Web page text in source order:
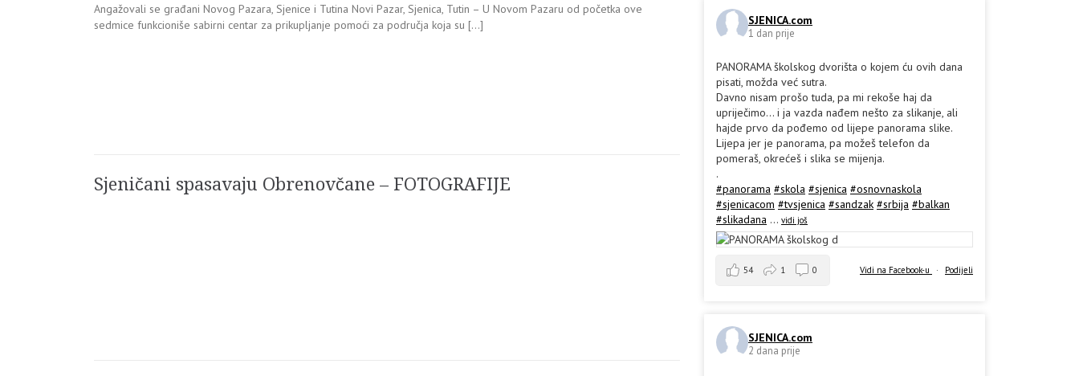
Angažovali se građani Novog Pazara, Sjenice i Tutina Novi Pazar, Sjenica, Tutin – U Novom Pazaru od početka ove
sedmice funkcioniše sabirni centar za prikupljanje pomoći za područja koja su […]
Sjeničani spasavaju Obrenovčane – FOTOGRAFIJE
SJENICA.com
1 dan prije
PANORAMA školskog dvorišta o kojem ću ovih dana
pisati, možda već sutra.
Davno nisam prošo tuda, pa mi rekoše haj da
upriječimo... i ja vazda nađem nešto za slikanje, ali
hajde prvo da pođemo od lijepe panorama slike.
Lijepa jer je panorama, pa možeš telefon da
pomeraš, okrećeš i slika se mijenja.
.
#panorama #skola #sjenica #osnovnaskola
#sjenicacom #tvsjenica #sandzak #srbija #balkan
#slikadana ... vidi još
Vidi na Facebook-u · Podijeli
54 1 0
SJENICA.com
2 dana prije